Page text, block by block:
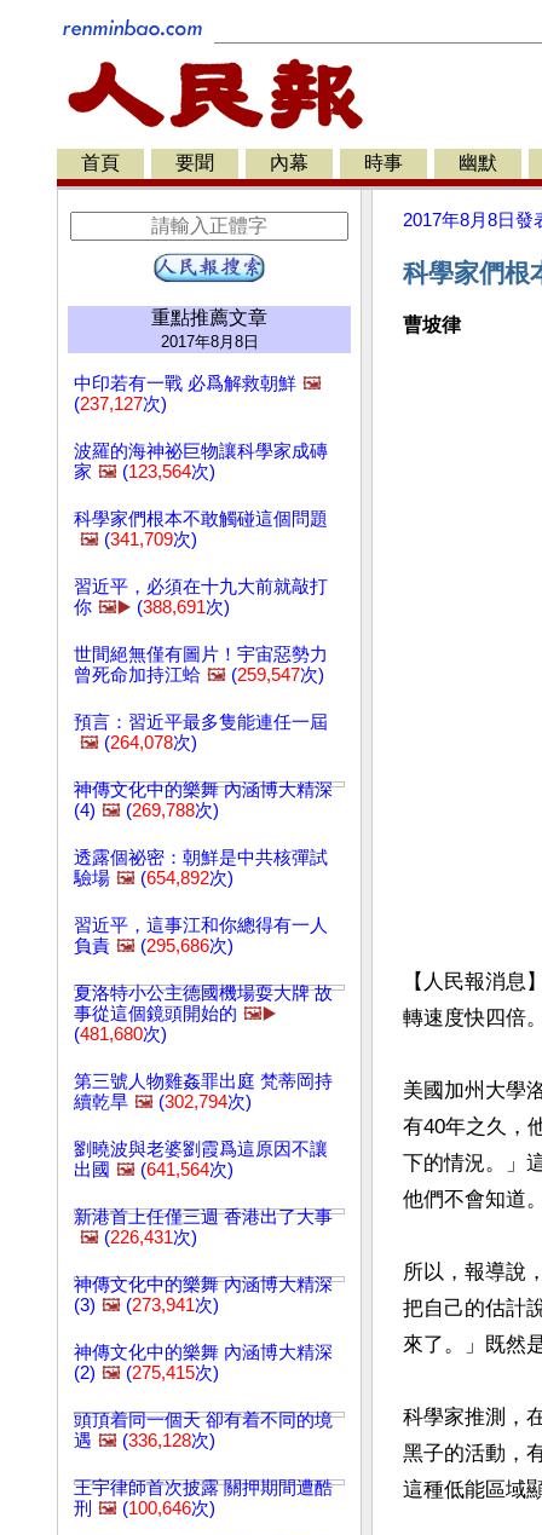
首頁 要聞 內幕 時事 幽默
重點推薦文章
2017年8月8日
中印若有一戰 必爲解救朝鮮 🖼️
(237,127次)
波羅的海神祕巨物讓科學家成磚
家 🖼️ (123,564次)
科學家們根本不敢觸碰這個問題
🖼️ (341,709次)
習近平，必須在十九大前就敲打
你 🖼️▶️ (388,691次)
世間絕無僅有圖片！宇宙惡勢力
曾死命加持江蛤 🖼️ (259,547次)
預言：習近平最多隻能連任一屆
🖼️ (264,078次)
神傳文化中的樂舞 內涵博大精深
(4) 🖼️ (269,788次)
透露個祕密：朝鮮是中共核彈試
驗場 🖼️ (654,892次)
習近平，這事江和你總得有一人
負責 🖼️ (295,686次)
夏洛特小公主德國機場耍大牌 故
事從這個鏡頭開始的 🖼️▶️
(481,680次)
第三號人物雞姦罪出庭 梵蒂岡持
續乾旱 🖼️ (302,794次)
劉曉波與老婆劉霞爲這原因不讓
出國 🖼️ (641,564次)
新港首上任僅三週 香港出了大事
🖼️ (226,431次)
神傳文化中的樂舞 內涵博大精深
(3) 🖼️ (273,941次)
神傳文化中的樂舞 內涵博大精深
(2) 🖼️ (275,415次)
頭頂着同一個天 卻有着不同的境
遇 🖼️ (336,128次)
王宇律師首次披露 關押期間遭酷
刑 🖼️ (100,646次)
2017年8月8日發
科學家們根
曹坡律
【人民報消
轉速度快四倍
美國加州大學
有40年之久，
下的情況。」
他們不會知道
所以，報導說
把自己的估計
來了。」既然
科學家推測，
黑子的活動，
這種低能區域